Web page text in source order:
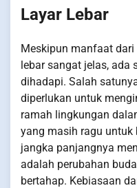
Layar Lebar
Meskipun manfaat
lebar sangat jelas, ada
dihadapi. Salah
diperlukan untuk
ramah lingkungan
yang masih ragu untuk
jangka panjangnya
adalah perubahan
bertahap. Kebiasaan